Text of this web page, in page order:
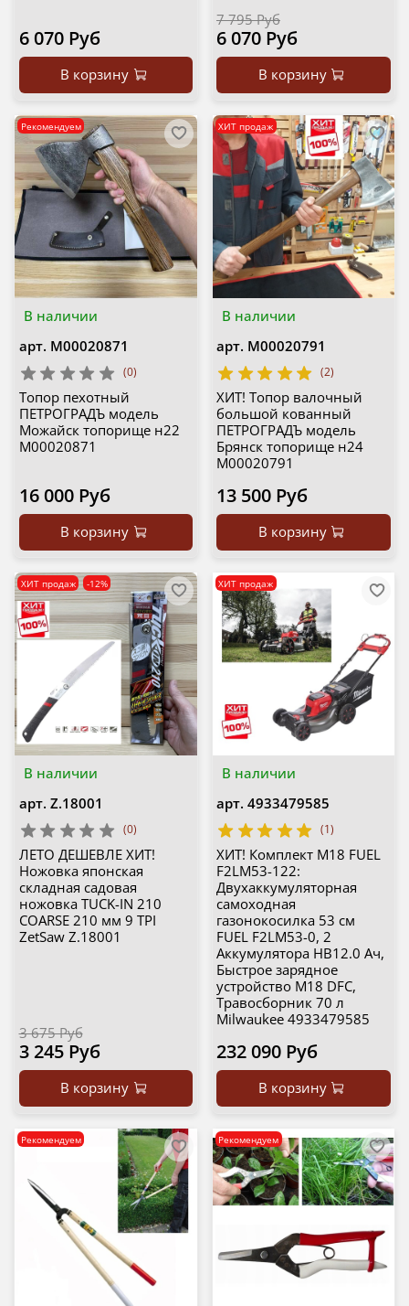
6 070 Руб
В корзину
7 795 Руб
6 070 Руб
В корзину
В наличии
Рекомендуем
арт. М00020871
(0)
Топор пехотный
ПЕТРОГРАДЪ модель
Можайск топорище н22
М00020871
16 000 Руб
В корзину
В наличии
ХИТ продаж
арт. М00020791
(2)
ХИТ! Топор валочный
большой кованный
ПЕТРОГРАДЪ модель
Брянск топорище н24
М00020791
13 500 Руб
В корзину
В наличии
ХИТ продаж -12%
арт. Z.18001
(0)
ЛЕТО ДЕШЕВЛЕ ХИТ!
Ножовка японская
складная садовая
ножовка TUCK-IN 210
COARSE 210 мм 9 TPI
ZetSaw Z.18001
3 675 Руб
3 245 Руб
В корзину
В наличии
ХИТ продаж
арт. 4933479585
(1)
ХИТ! Комплект M18 FUEL
F2LM53-122:
Двухаккумуляторная
самоходная
газонокосилка 53 см
FUEL F2LM53-0, 2
Аккумулятора HB12.0 Ач,
Быстрое зарядное
устройство M18 DFC,
Травосборник 70 л
Milwaukee 4933479585
232 090 Руб
В корзину
Рекомендуем Рекомендуем